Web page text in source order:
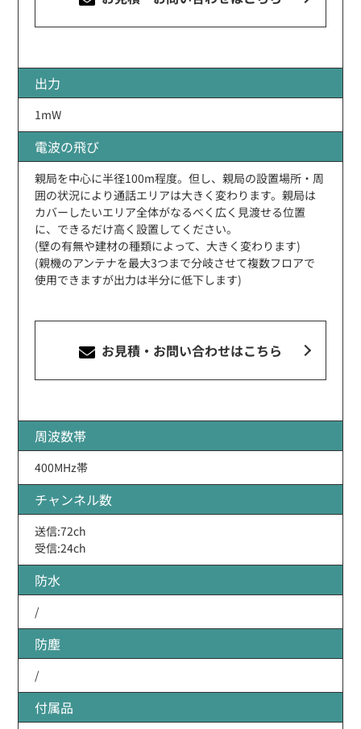
出力
1mW
電波の飛び
親局を中心に半径100m程度。但し、親局の設置場所・周
囲の状況により通話エリアは大きく変わります。親局は
カバーしたいエリア全体がなるべく広く見渡せる位置
に、できるだけ高く設置してください。
(壁の有無や建材の種類によって、大きく変わります)
(親機のアンテナを最大3つまで分岐させて複数フロアで
使用できますが出力は半分に低下します)
お見積・お問い合わせはこちら
周波数帯
400MHz帯
チャンネル数
送信:72ch
受信:24ch
防水
/
防塵
/
付属品